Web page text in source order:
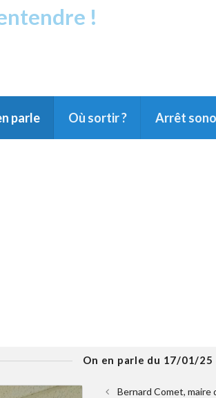
!
parle Où sortir ? Arrêt
On en parle du 17/01/25
Bernard Comet, maire